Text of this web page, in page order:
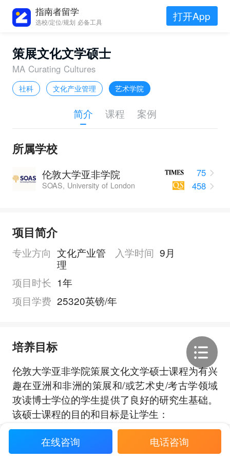
指南者留学
选校/定位/规划 必备工具 打开App
策展文化文学硕士
MA Curating Cultures
社科 文化产业管理 艺术学院
简介 课程 案例
所属学校
伦敦大学亚非学院
SOAS, University of London
75
458
项目简介
专业方向 文化产业管
理
入学时间 9月
项目时长 1年
项目学费 25320英镑/年
培养目标
伦敦大学亚非学院策展文化文学硕士课程为有兴
趣在亚洲和非洲的策展和/或艺术史/考古学领域
攻读博士学位的学生提供了良好的研究生基础。
该硕士课程的目的和目标是让学生：
培养批判性评估博物馆、画廊、展览空间、公共
艺术、在线平台/数字策展和其他展示环境的解
在线咨询 电话咨询